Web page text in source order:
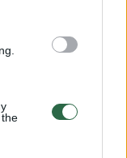
00:02:01
jautriais